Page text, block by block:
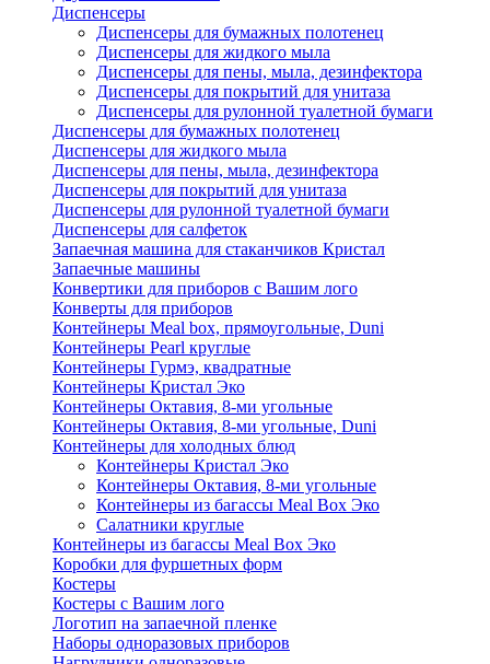
Диспенсеры
Диспенсеры для бумажных полотенец
Диспенсеры для жидкого мыла
Диспенсеры для пены, мыла, дезинфектора
Диспенсеры для покрытий для унитаза
Диспенсеры для рулонной туалетной бумаги
Диспенсеры для бумажных полотенец
Диспенсеры для жидкого мыла
Диспенсеры для пены, мыла, дезинфектора
Диспенсеры для покрытий для унитаза
Диспенсеры для рулонной туалетной бумаги
Диспенсеры для салфеток
Запаечная машина для стаканчиков Кристал
Запаечные машины
Конвертики для приборов с Вашим лого
Конверты для приборов
Контейнеры Meal box, прямоугольные, Duni
Контейнеры Pearl круглые
Контейнеры Гурмэ, квадратные
Контейнеры Кристал Эко
Контейнеры Октавия, 8-ми угольные
Контейнеры Октавия, 8-ми угольные, Duni
Контейнеры для холодных блюд
Контейнеры Кристал Эко
Контейнеры Октавия, 8-ми угольные
Контейнеры из багассы Meal Box Эко
Салатники круглые
Контейнеры из багассы Meal Box Эко
Коробки для фуршетных форм
Костеры
Костеры с Вашим лого
Логотип на запаечной пленке
Наборы одноразовых приборов